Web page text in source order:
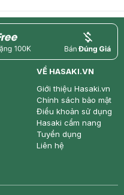
price
VỀ HASAKI.VN
Giới thiệu Hasaki.vn
Chính sách bảo mật
Điều khoản sử dụng
Hasaki cẩm nang
Tuyển dụng
Liên hệ